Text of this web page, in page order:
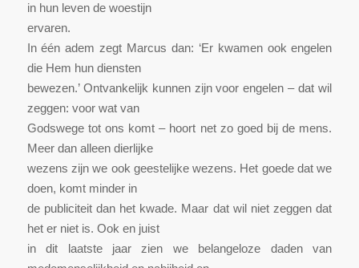
in hun leven de woestijn
ervaren.
In één adem zegt Marcus dan: ‘Er kwamen ook engelen
die Hem hun diensten
bewezen.’ Ontvankelijk kunnen zijn voor engelen – dat wil
zeggen: voor wat van
Godswege tot ons komt – hoort net zo goed bij de mens.
Meer dan alleen dierlijke
wezens zijn we ook geestelijke wezens. Het goede dat we
doen, komt minder in
de publiciteit dan het kwade. Maar dat wil niet zeggen dat
het er niet is. Ook en juist
in dit laatste jaar zien we belangeloze daden van